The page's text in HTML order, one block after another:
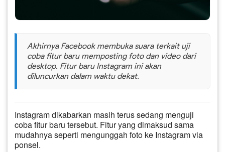
Akhirnya Facebook membuka suara terkait uji
coba fitur baru memposting foto dan video dari
desktop. Fitur baru Instagram ini akan
diluncurkan dalam waktu dekat.
Instagram dikabarkan masih terus sedang menguji
coba fitur baru tersebut. Fitur yang dimaksud sama
mudahnya seperti mengunggah foto ke Instagram via
ponsel.